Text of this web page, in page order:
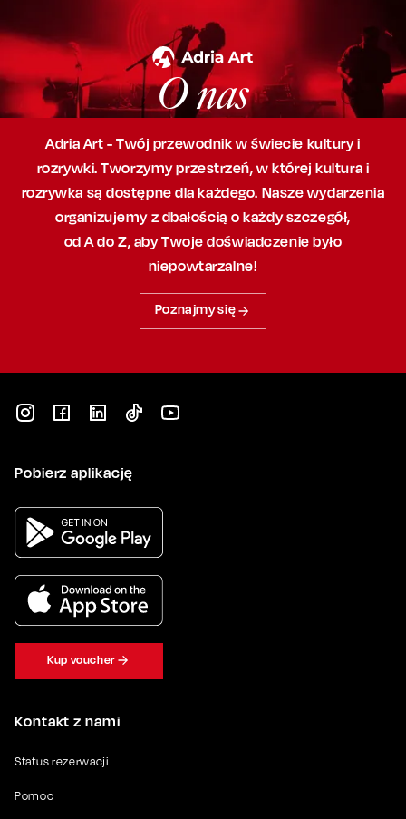
O nas
Adria Art - Twój przewodnik w świecie kultury i
rozrywki. Tworzymy przestrzeń,w której kultura i
rozrywka są dostępne dla każdego. Nasze wydarzenia
organizujemy z dbałością o każdy szczegół,
od A do Z, abyTwoje doświadczenie było
niepowtarzalne!
Poznajmy się
Kontakt z nami
Status rezerwacji
Pomoc
Pobierz aplikację
Kup voucher